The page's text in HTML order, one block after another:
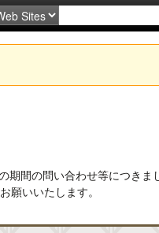
期間の問い合わせ等につきま
願いいたします。